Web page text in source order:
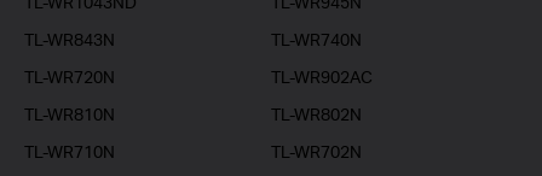
TL-WR843N
TL-WR740N
TL-WR720N
TL-WR902AC
TL-WR810N
TL-WR802N
TL-WR710N
TL-WR702N